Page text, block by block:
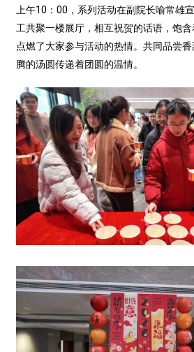
上午10：00，系列活动在副院长喻常雄
工共聚一楼展厅，相互祝贺的话语，饱
点燃了大家参与活动的热情。共同品尝
腾的汤圆传递着团圆的温情。